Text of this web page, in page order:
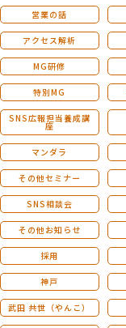
採用情報
お問い合わせ
営業の話
アクセス解析
MG研修
特別MG
SNS広報担当養成講
座
マンダラ
その他セミナー
SNS相談会
その他お知らせ
採用
神戸
武田 共世（やんこ）